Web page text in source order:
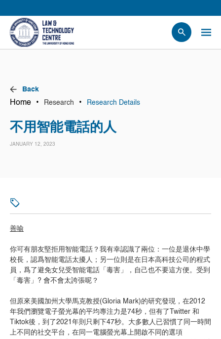
News
Research
Opportunities
Projects
Back
Home • Research • Research Details
不用智能電話的人
JANUARY 12, 2023
善喻
你可有朋友堅拒用智能電話？我有幸認識了兩位：一位是退休中學
校長，認爲智能電話太擾人；另一位則是在日本高科技公司的程式
員，爲了避免女兒受智能電話「毒害」，自己也不要這方便。受到
「毒害」? 會不會太誇張呢？
但原來美國加州大學馬克教授(Gloria Mark)的研究發現，在2012
年我們瀏覽電子螢光幕的平均專注力是74秒，但有了Twitter 和
Tiktok後，到了2021年則只剩下47秒。大多數人已習慣了同一時間
上不同的社交平台，在同一電腦螢光幕上開啟不同的選項